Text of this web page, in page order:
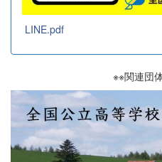
LINE.pdf
※※関連団